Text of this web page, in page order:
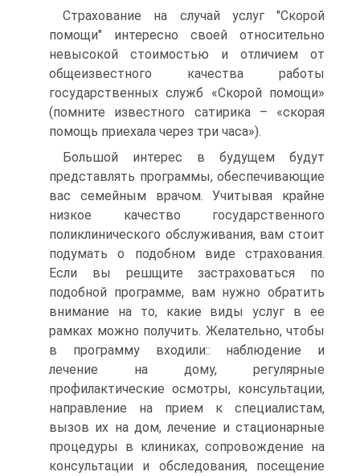
Страхование на случай услуг "Скорой
помощи" интересно своей относительно
невысокой стоимостью и отличием от
общеизвестного качества работы
государственных служб «Скорой помощи»
(помните известного сатирика – «скорая
помощь приехала через три часа»).
Большой интерес в будущем будут
представлять программы, обеспечивающие
вас семейным врачом. Учитывая крайне
низкое качество государственного
поликлинического обслуживания, вам стоит
подумать о подобном виде страхования.
Если вы решщите застраховаться по
подобной программе, вам нужно обратить
внимание на то, какие виды услуг в ее
рамках можно получить. Желательно, чтобы
в программу входили:: наблюдение и
лечение на дому, регулярные
профилактические осмотры, консультации,
направление на прием к специалистам,
вызов их на дом, лечение и стационарные
процедуры в клиниках, сопровождение на
консультации и обследования, посещение